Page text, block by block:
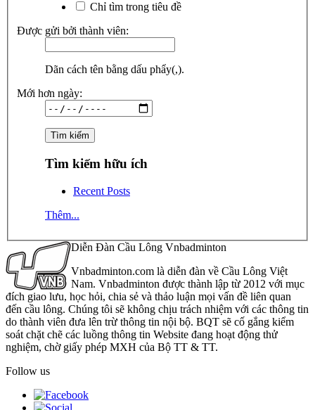
Chỉ tìm trong tiêu đề
Được gửi bởi thành viên:
Dãn cách tên bằng dấu phẩy(,).
Mới hơn ngày:
Tìm kiếm hữu ích
Recent Posts
Thêm...
Diễn Đàn Cầu Lông Vnbadminton
Vnbadminton.com là diễn đàn về Cầu Lông Việt
Nam. Vnbadminton được thành lập từ 2012 với mục
đích giao lưu, học hỏi, chia sẻ và thảo luận mọi vấn đề liên quan
đến cầu lông. Chúng tôi sẽ không chịu trách nhiệm với các thông tin
do thành viên đưa lên trừ thông tin nội bộ. BQT sẽ cố gắng kiểm
soát chặt chẽ các luồng thông tin Website đang hoạt động thử
nghiệm, chờ giấy phép MXH của Bộ TT & TT.
Follow us